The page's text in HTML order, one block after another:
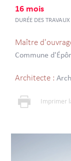
16 mois
DURÉE DES TRAVAUX
Maître
Commune
Architecte :
Imprimer